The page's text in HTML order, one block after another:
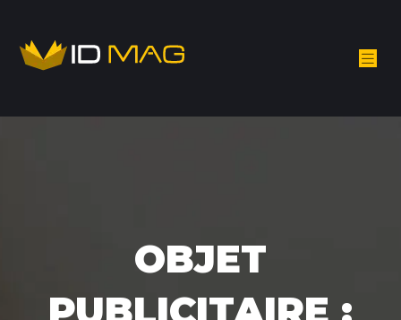
OBJET